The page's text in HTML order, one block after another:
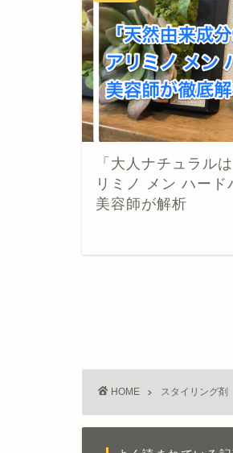
「大人ナチュラル
リミノ メン ハード
美容師が解析
HOME スタイリング剤